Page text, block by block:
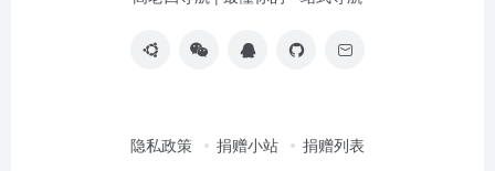
隐私政策 捐赠小站 捐赠列表